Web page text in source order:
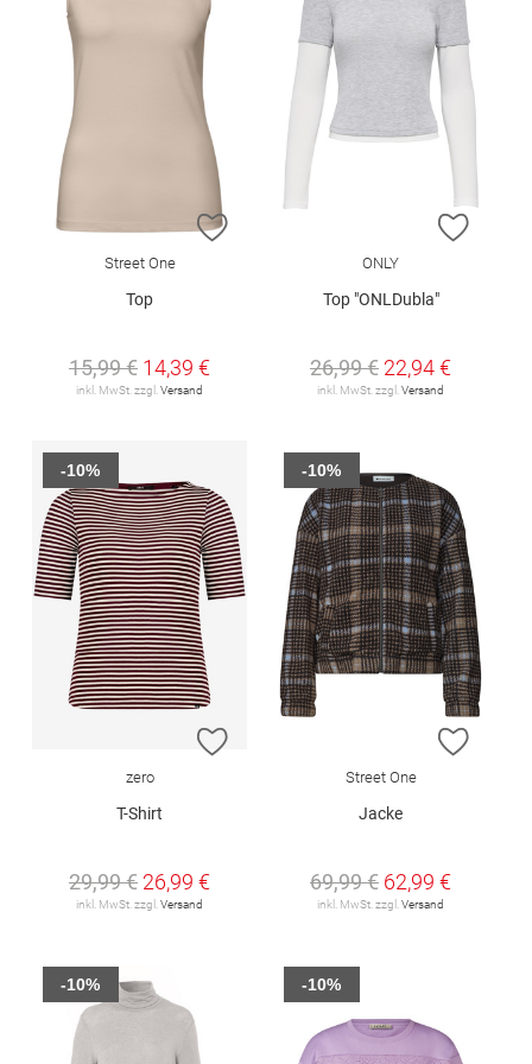
ZUR WUNSCHLISTE HINZUFÜGEN
Street One
Top
15,99 € 14,39 €
inkl. MwSt. zzgl. Versand
ZUR
ONLY
Top "ONLDubla"
26,99 € 22,94 €
inkl. MwSt. zzgl. Versand
ZUR WUNSCHLISTE HINZUFÜGEN
zero
T-Shirt
29,99 € 26,99 €
inkl. MwSt. zzgl. Versand
-10%
ZUR
Street One
Jacke
69,99 € 62,99 €
inkl. MwSt. zzgl. Versand
-10%
-10% -10%